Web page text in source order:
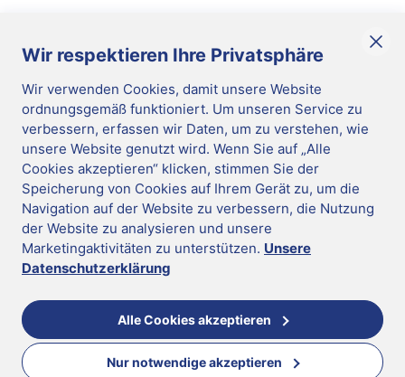
Wir respektieren Ihre Privatsphäre
Wir verwenden Cookies, damit unsere Website
ordnungsgemäß funktioniert. Um unseren Service zu
verbessern, erfassen wir Daten, um zu verstehen, wie
unsere Website genutzt wird. Wenn Sie auf „Alle
Cookies akzeptieren“ klicken, stimmen Sie der
Speicherung von Cookies auf Ihrem Gerät zu, um die
Navigation auf der Website zu verbessern, die Nutzung
der Website zu analysieren und unsere
Marketingaktivitäten zu unterstützen. Unsere
Datenschutzerklärung
Alle Cookies akzeptieren
Nur notwendige akzeptieren
Allgemeine Geschäftsbedingungen
Corporate Responsibility
German
Cookies verwalten
Impressum |
Datenschutz |
Hinweisgeber-System
Update cookie preferences |Mast Diagnostica GmbH 2026
Folgen Sie uns
DE
Mast Diagnostica GmbH 2026
Wechseln Sie in die richtige Region für mehr Informationen
United Kingdom